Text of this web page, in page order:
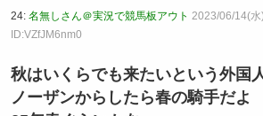
24: 名無しさん＠実況で競馬板アウト 2023/06/14(
ID:VZfJM6nm0
秋はいくらでも来たいという外国
ノーザンからしたら春の騎手だよ